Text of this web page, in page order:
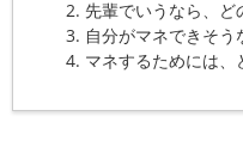
先輩でいうなら、ど
自分がマネできそう
マネするためには、